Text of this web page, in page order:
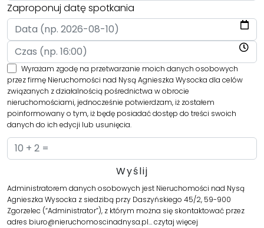
Zaproponuj datę spotkania
Wyrażam zgodę na przetwarzanie moich danych osobowych
przez firmę Nieruchomości nad Nysą Agnieszka Wysocka dla celów
związanych z działalnością pośrednictwa w obrocie
nieruchomościami, jednocześnie potwierdzam, iż zostałem
poinformowany o tym, iż będę posiadać dostęp do treści swoich
danych do ich edycji lub usunięcia.
Administratorem danych osobowych jest Nieruchomości nad Nysą
Agnieszka Wysocka z siedzibą przy Daszyńskiego 45/2, 59-900
Zgorzelec (“Administrator”), z którym można się skontaktować przez
adres biuro@nieruchomoscinadnysa.pl…czytaj więcej